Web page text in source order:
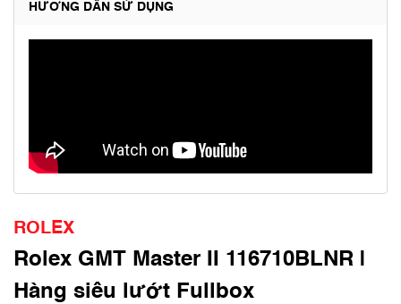
HƯỚNG DẪN SỬ DỤNG
ROLEX
Rolex GMT Master II 116710BLNR |
Hàng siêu lướt Fullbox